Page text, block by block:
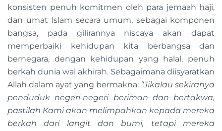
konsisten penuh komitmen oleh para jemaah haji,
dan umat Islam secara umum, sebagai komponen
bangsa, pada gilirannya niscaya akan dapat
memperbaiki kehidupan kita berbangsa dan
bernegara, dengan kehidupan yang halal, penuh
berkah dunia wal akhirah. Sebagaimana diisyaratkan
Allah dalam ayat yang bermakna: “Jikalau sekiranya
penduduk negeri-negeri beriman dan bertakwa,
pastilah Kami akan melimpahkan kepada mereka
berkah dari langit dan bumi, tetapi mereka